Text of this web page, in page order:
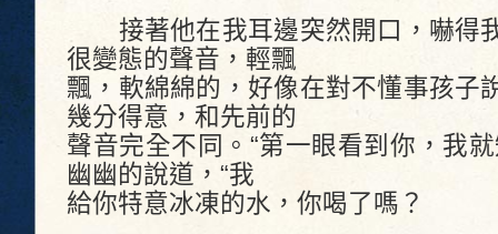
接著他在我耳邊突然開口，嚇得
很變態的聲音，輕飄
飄，軟綿綿的，好像在對不懂事孩子
幾分得意，和先前的
聲音完全不同。“第一眼看到你，我
幽幽的說道，“我
給你特意冰凍的水，你喝了嗎？